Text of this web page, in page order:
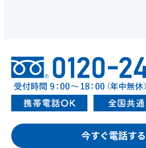
今すぐ電話する